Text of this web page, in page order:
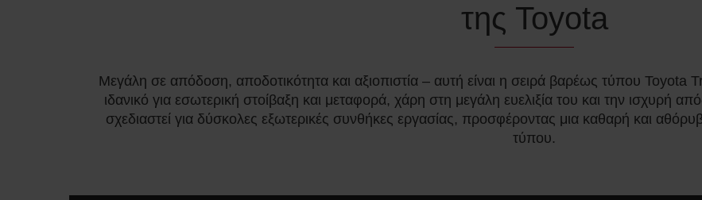
της Toyota
Μεγάλη σε απόδοση, αποδοτικότητα και αξιοπιστία – αυτή είναι η σειρά βαρέως τύπου Toyota
ιδανικό για εσωτερική στοίβαξη και μεταφορά, χάρη στη μεγάλη ευελιξία του και την ισχυρή
σχεδιαστεί για δύσκολες εξωτερικές συνθήκες εργασίας, προσφέροντας μια καθαρή και
τύπου.